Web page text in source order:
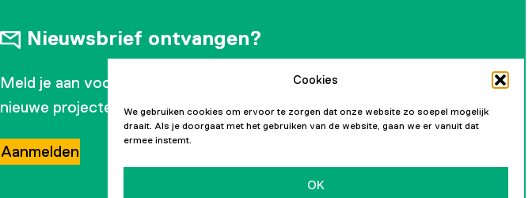
Cookies
We gebruiken cookies om ervoor te zorgen dat onze website zo soepel mogelijk
draait. Als je doorgaat met het gebruiken van de website, gaan we er vanuit dat
ermee instemt.
OK
Nieuwsbrief ontvangen?
Meld je aan voor onze maandelijkse nieuwsbrief en blijf op de hoogte van
nieuwe projecten en ontwikkelingen.
Aanmelden